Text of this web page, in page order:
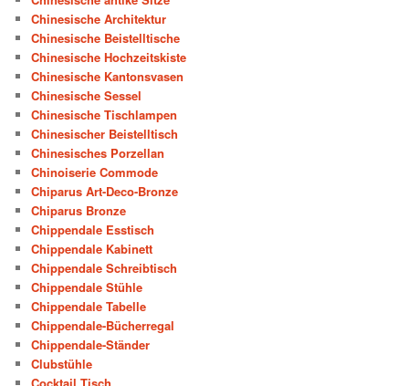
Chinesische Architektur
Chinesische Beistelltische
Chinesische Hochzeitskiste
Chinesische Kantonsvasen
Chinesische Sessel
Chinesische Tischlampen
Chinesischer Beistelltisch
Chinesisches Porzellan
Chinoiserie Commode
Chiparus Art-Deco-Bronze
Chiparus Bronze
Chippendale Esstisch
Chippendale Kabinett
Chippendale Schreibtisch
Chippendale Stühle
Chippendale Tabelle
Chippendale-Bücherregal
Chippendale-Ständer
Clubstühle